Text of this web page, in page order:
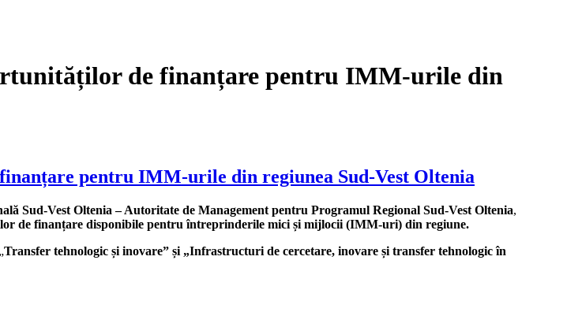
de finanțare pentru IMM-urile din
pentru IMM-urile din regiunea Sud-Vest Oltenia
Sud-Vest Oltenia – Autoritate de Management pentru Programul Regional Sud-Vest Oltenia,
de finanțare disponibile pentru întreprinderile mici și mijlocii (IMM-uri) din regiune.
Transfer tehnologic și inovare” și „Infrastructuri de cercetare, inovare și transfer tehnologic în